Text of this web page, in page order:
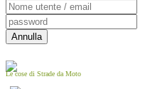
Le cose di Strade da Moto